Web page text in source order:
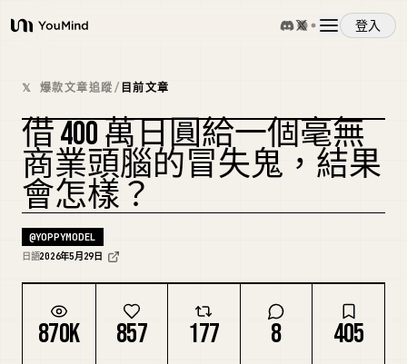
YouMind
登入
概覽
使用案例
技能
提示詞
𝕏 爆款文章追蹤/ 目前文章
借 400 萬日圓給一個毫無
商業頭腦的冒失鬼，結果
會怎樣？
@YOPPYMODEL
日語2026年5月29日
870K 857 177 8 405